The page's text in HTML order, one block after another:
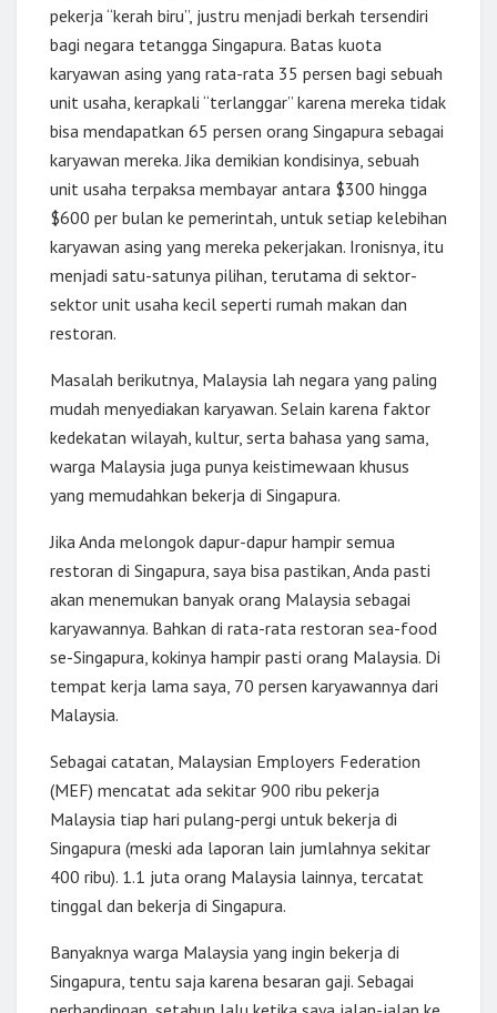
pekerja “kerah biru”, justru menjadi berkah tersendiri
bagi negara tetangga Singapura. Batas kuota
karyawan asing yang rata-rata 35 persen bagi sebuah
unit usaha, kerapkali “terlanggar” karena mereka tidak
bisa mendapatkan 65 persen orang Singapura sebagai
karyawan mereka. Jika demikian kondisinya, sebuah
unit usaha terpaksa membayar antara $300 hingga
$600 per bulan ke pemerintah, untuk setiap kelebihan
karyawan asing yang mereka pekerjakan. Ironisnya, itu
menjadi satu-satunya pilihan, terutama di sektor-
sektor unit usaha kecil seperti rumah makan dan
restoran.
Masalah berikutnya, Malaysia lah negara yang paling
mudah menyediakan karyawan. Selain karena faktor
kedekatan wilayah, kultur, serta bahasa yang sama,
warga Malaysia juga punya keistimewaan khusus
yang memudahkan bekerja di Singapura.
Jika Anda melongok dapur-dapur hampir semua
restoran di Singapura, saya bisa pastikan, Anda pasti
akan menemukan banyak orang Malaysia sebagai
karyawannya. Bahkan di rata-rata restoran sea-food
se-Singapura, kokinya hampir pasti orang Malaysia. Di
tempat kerja lama saya, 70 persen karyawannya dari
Malaysia.
Sebagai catatan, Malaysian Employers Federation
(MEF) mencatat ada sekitar 900 ribu pekerja
Malaysia tiap hari pulang-pergi untuk bekerja di
Singapura (meski ada laporan lain jumlahnya sekitar
400 ribu). 1.1 juta orang Malaysia lainnya, tercatat
tinggal dan bekerja di Singapura.
Banyaknya warga Malaysia yang ingin bekerja di
Singapura, tentu saja karena besaran gaji. Sebagai